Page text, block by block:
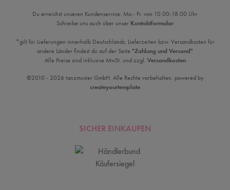
Du erreichst unseren Kundenservice: Mo.- Fr. von 10.00-18.00 Uhr
Schreibe uns auch über unser Kontaktformular
*gilt für Lieferungen innerhalb Deutschlands. Lieferzeiten bzw. Versandkosten für
andere Länder findest du auf der Seite "Zahlung und Versand"
Alle Preise sind inklusive MwSt. und zzgl. Versandkosten
©2010 - 2026 tanzmuster GmbH. Alle Rechte vorbehalten. powered by
createyourtemplate
SICHER EINKAUFEN